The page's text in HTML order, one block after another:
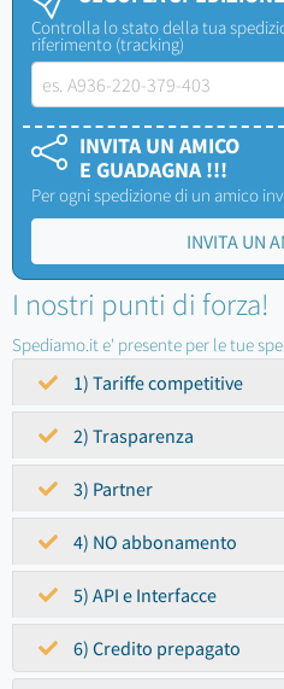
Controlla lo stato della tua
riferimento (tracking)
INVITA UN AMICO
E GUADAGNA !!!
Per ogni spedizione di un amico
INVITA UN
I nostri punti di forza!
Spediamo.it e' presente per le tue
1) Tariffe competitive
2) Trasparenza
3) Partner
4) NO abbonamento
5) API e Interfacce
6) Credito prepagato